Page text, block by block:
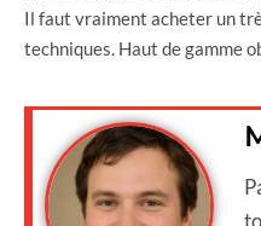
Il faut vraiment acheter un
techniques. Haut de gamme